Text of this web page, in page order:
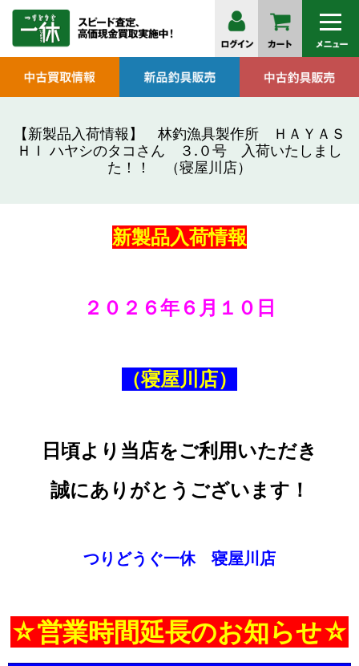
【新製品入荷情報】 林釣漁具製作所 ＨＡＹＡＳ
ＨＩ ハヤシのタコさん ３.０号 入荷いたしまし
た！！ （寝屋川店）
新製品入荷情報
２０２６年６月１０ 日
（寝屋川店）
日頃より当店をご利用いただき
誠にありがとうございます！
つりどうぐ一休 寝屋川店
☆営業時間延長のお知らせ☆